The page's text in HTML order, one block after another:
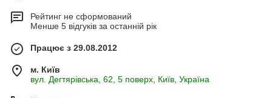
Рейтинг не сформований
Менше 5 відгуків за останній рік
Працює з 29.08.2012
м. Київ
вул. Дегтярівська, 62, 5 поверх, Київ, Україна